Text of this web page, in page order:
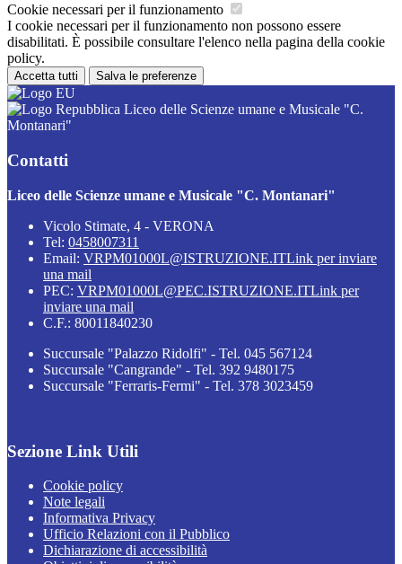
Cookie necessari per il funzionamento
I cookie necessari per il funzionamento non possono essere
disabilitati. È possibile consultare l'elenco nella pagina della cookie
policy.
Accetta tutti Salva le preferenze
Liceo delle Scienze umane e Musicale "C.
Montanari"
Contatti
Liceo delle Scienze umane e Musicale "C. Montanari"
Vicolo Stimate, 4 - VERONA
Tel: 0458007311
Email: VRPM01000L@ISTRUZIONE.ITLink per inviare
una mail
PEC: VRPM01000L@PEC.ISTRUZIONE.ITLink per
inviare una mail
C.F.: 80011840230
Succursale "Palazzo Ridolfi" - Tel. 045 567124
Succursale "Cangrande" - Tel. 392 9480175
Succursale "Ferraris-Fermi" - Tel. 378 3023459
Sezione Link Utili
Cookie policy
Note legali
Informativa Privacy
Ufficio Relazioni con il Pubblico
Dichiarazione di accessibilità